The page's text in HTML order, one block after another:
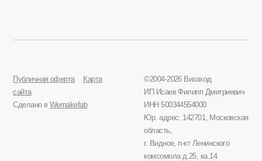
Публичная оферта
Карта
сайта
Сделано в Wemakefab
©2004-2026 Визаход
ИП Исаев Филипп Дмитриевич
ИНН 500344554000
Юр. адрес: 142701, Московская
область,
г. Видное, п-кт Ленинского
комсомола д.25, ка.14